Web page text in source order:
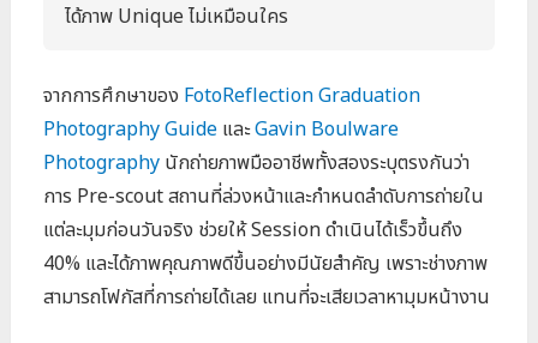
ได้ภาพ Unique ไม่เหมือนใคร
จากการศึกษาของ FotoReflection Graduation
Photography Guide และGavin Boulware
Photography นักถ่ายภาพมืออาชีพทั้งสองระบุตรงกันว่า
การ Pre-scout สถานที่ล่วงหน้าและกำหนดลำดับการถ่ายใน
แต่ละมุมก่อนวันจริง ช่วยให้ Session ดำเนินได้เร็วขึ้นถึง
40% และได้ภาพคุณภาพดีขึ้นอย่างมีนัยสำคัญ เพราะช่างภาพ
สามารถโฟกัสที่การถ่ายได้เลย แทนที่จะเสียเวลาหามุมหน้างาน